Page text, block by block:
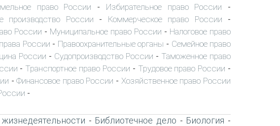
право России - Избирательное право России -
производство России - Коммерческое право России -
России - Муниципальное право России - Налоговое право
России - Правоохранительные органы - Семейное право
России - Судопроизводство России - Таможенное право
- Транспортное право России - Трудовое право России -
-Финансовое право России - Хозяйственное право России
-
- Библиотечное дело - Биология -